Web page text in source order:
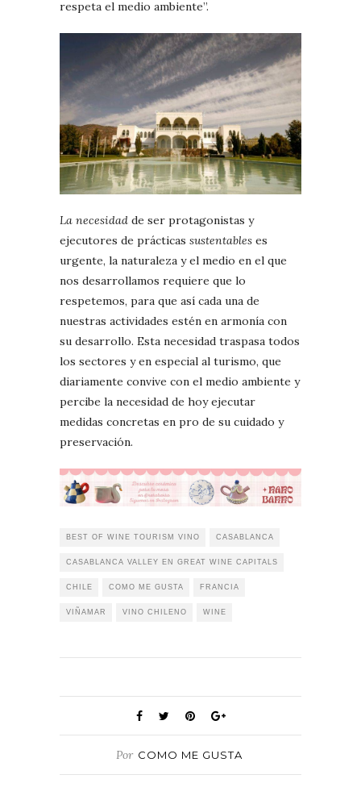
respeta el medio ambiente”.
La necesidad de ser protagonistas y
ejecutores de prácticas sustentables es
urgente, la naturaleza y el medio en el que
nos desarrollamos requiere que lo
respetemos, para que así cada una de
nuestras actividades estén en armonía con
su desarrollo. Esta necesidad traspasa todos
los sectores y en especial al turismo, que
diariamente convive con el medio ambiente y
percibe la necesidad de hoy ejecutar
medidas concretas en pro de su cuidado y
preservación.
BEST OF WINE TOURISM VINO CASABLANCA
CASABLANCA VALLEY EN GREAT WINE CAPITALS
CHILE COMO ME GUSTA FRANCIA
VIÑAMAR VINO CHILENO WINE
Por COMO ME GUSTA